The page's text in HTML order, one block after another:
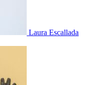
Laura Escallada